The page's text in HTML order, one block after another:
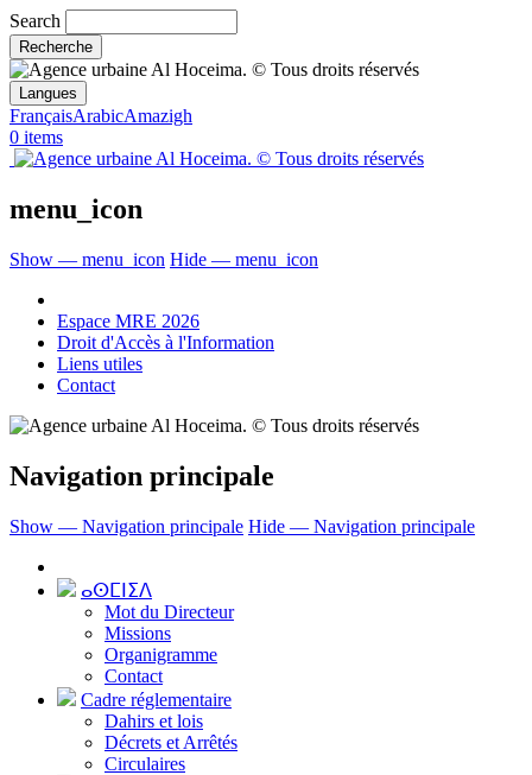
Search
Langues
FrançaisArabicAmazigh
0 items
menu_icon
Show — menu_icon Hide — menu_icon
Espace MRE 2026
Droit d'Accès à l'Information
Liens utiles
Contact
Navigation principale
Show — Navigation principale Hide — Navigation principale
ⴰⵙⵎⵏⵉⴷ
Mot du Directeur
Missions
Organigramme
Contact
Cadre réglementaire
Dahirs et lois
Décrets et Arrêtés
Circulaires